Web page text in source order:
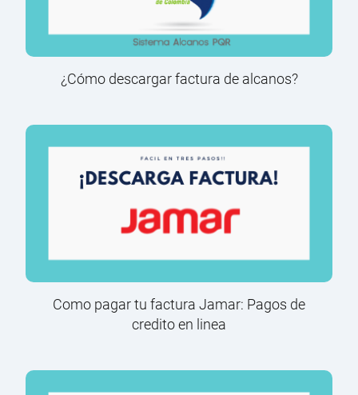
¿Cómo descargar factura de alcanos?
Como pagar tu factura Jamar: Pagos de
credito en linea